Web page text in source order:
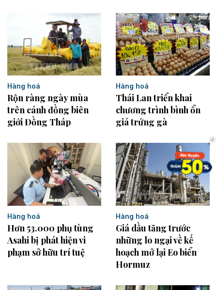
Hàng hoá
Rộn ràng ngày mùa
trên cánh đồng biên
giới Đồng Tháp
Hàng hoá
Thái Lan triển khai
chương trình bình ổn
giá trứng gà
Hàng hoá
Hơn 53.000 phụ tùng
Asahi bị phát hiện vi
phạm sở hữu trí tuệ
Hàng hoá
Giá dầu tăng trước
những lo ngại về kế
hoạch mở lại Eo biển
Hormuz